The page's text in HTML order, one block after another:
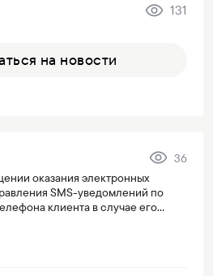
131
на новости
36
оказания электронных
SMS-уведомлений по
клиента в случае его